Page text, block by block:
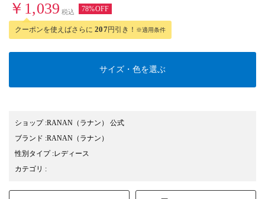
￥1,039 税込 78%OFF
クーポンを使えばさらに 207円引き！ ※適用条件
サイズ・色を選ぶ
ショップ:RANAN（ラナン） 公式
ブランド :RANAN （ラナン）
性別タイプ:レディース
カテゴリ :